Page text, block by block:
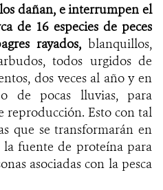
dañan, e interrumpen el
de 16 especies de peces
rayados, blanquillos,
, todos urgidos de
dos veces al año y en
de pocas lluvias, para
reproducción. Esto con tal
que se transformarán en
fuente de proteína para
asociadas con la pesca